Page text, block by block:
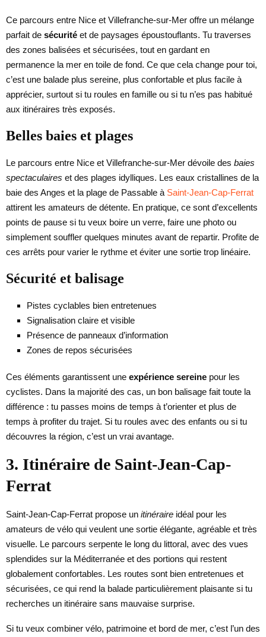
Ce parcours entre Nice et Villefranche-sur-Mer offre un mélange
parfait de sécurité et de paysages époustouflants. Tu traverses
des zones balisées et sécurisées, tout en gardant en
permanence la mer en toile de fond. Ce que cela change pour toi,
c’est une balade plus sereine, plus confortable et plus facile à
apprécier, surtout si tu roules en famille ou si tu n’es pas habitué
aux itinéraires très exposés.
Belles baies et plages
Le parcours entre Nice et Villefranche-sur-Mer dévoile des baies
spectaculaires et des plages idylliques. Les eaux cristallines de la
baie des Anges et la plage de Passable à Saint-Jean-Cap-Ferrat
attirent les amateurs de détente. En pratique, ce sont d’excellents
points de pause si tu veux boire un verre, faire une photo ou
simplement souffler quelques minutes avant de repartir. Profite de
ces arrêts pour varier le rythme et éviter une sortie trop linéaire.
Sécurité et balisage
Pistes cyclables bien entretenues
Signalisation claire et visible
Présence de panneaux d’information
Zones de repos sécurisées
Ces éléments garantissent une expérience sereine pour les
cyclistes. Dans la majorité des cas, un bon balisage fait toute la
différence : tu passes moins de temps à t’orienter et plus de
temps à profiter du trajet. Si tu roules avec des enfants ou si tu
découvres la région, c’est un vrai avantage.
3. Itinéraire de Saint-Jean-Cap-
Ferrat
Saint-Jean-Cap-Ferrat propose un itinéraire idéal pour les
amateurs de vélo qui veulent une sortie élégante, agréable et très
visuelle. Le parcours serpente le long du littoral, avec des vues
splendides sur la Méditerranée et des portions qui restent
globalement confortables. Les routes sont bien entretenues et
sécurisées, ce qui rend la balade particulièrement plaisante si tu
recherches un itinéraire sans mauvaise surprise.
Si tu veux combiner vélo, patrimoine et bord de mer, c’est l’un des